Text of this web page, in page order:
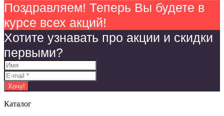
Поздравляем! Теперь Вы будете в
курсе всех акций!
Хотите узнавать про акции и скидки
первыми?
Каталог